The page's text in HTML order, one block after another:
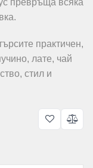
превръща всяка
практичен,
лате, чай
стил и